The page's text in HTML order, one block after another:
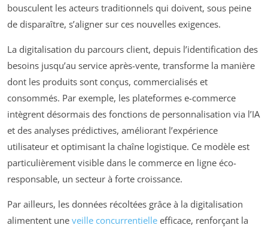
bousculent les acteurs traditionnels qui doivent, sous peine
de disparaître, s’aligner sur ces nouvelles exigences.
La digitalisation du parcours client, depuis l’identification des
besoins jusqu’au service après-vente, transforme la manière
dont les produits sont conçus, commercialisés et
consommés. Par exemple, les plateformes e-commerce
intègrent désormais des fonctions de personnalisation via l’IA
et des analyses prédictives, améliorant l’expérience
utilisateur et optimisant la chaîne logistique. Ce modèle est
particulièrement visible dans le commerce en ligne éco-
responsable, un secteur à forte croissance.
Par ailleurs, les données récoltées grâce à la digitalisation
alimentent une veille concurrentielle efficace, renforçant la